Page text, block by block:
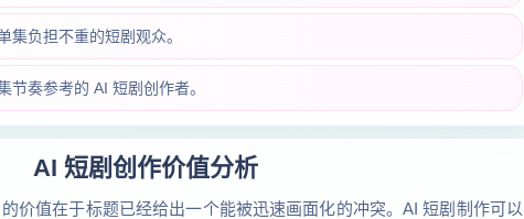
集负担不重的短剧观众。
节奏参考的 AI 短剧创作者。
AI 短剧创作价值分析
价值在于标题已经给出一个能被迅速画面化的冲突。AI 短剧制作可以